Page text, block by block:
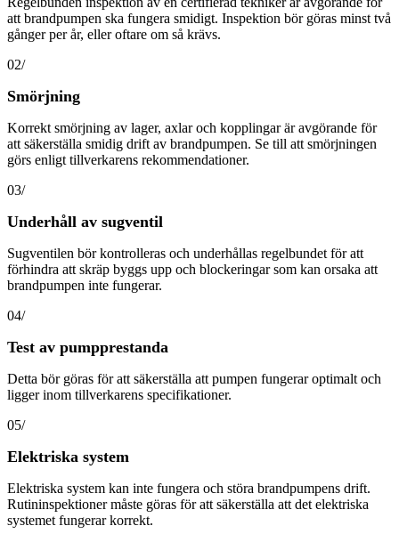
att brandpumpen ska fungera smidigt. Inspektion bör göras minst två
gånger per år, eller oftare om så krävs.
02/
Smörjning
Korrekt smörjning av lager, axlar och kopplingar är avgörande för
att säkerställa smidig drift av brandpumpen. Se till att smörjningen
görs enligt tillverkarens rekommendationer.
03/
Underhåll av sugventil
Sugventilen bör kontrolleras och underhållas regelbundet för att
förhindra att skräp byggs upp och blockeringar som kan orsaka att
brandpumpen inte fungerar.
04/
Test av pumpprestanda
Detta bör göras för att säkerställa att pumpen fungerar optimalt och
ligger inom tillverkarens specifikationer.
05/
Elektriska system
Elektriska system kan inte fungera och störa brandpumpens drift.
Rutininspektioner måste göras för att säkerställa att det elektriska
systemet fungerar korrekt.